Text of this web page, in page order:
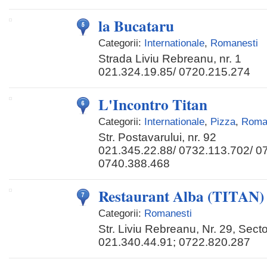
la Bucataru
Categorii: Internationale, Romanesti
Strada Liviu Rebreanu, nr. 1
021.324.19.85/ 0720.215.274
L'Incontro Titan
Categorii: Internationale, Pizza,
Str. Postavarului, nr. 92
021.345.22.88/ 0732.113.702/
0740.388.468
Restaurant Alba (TITAN)
Categorii: Romanesti
Str. Liviu Rebreanu, Nr. 29,
021.340.44.91; 0722.820.287